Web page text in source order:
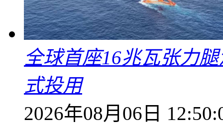
全球首座16兆瓦张力
式投用
2026年08月06日